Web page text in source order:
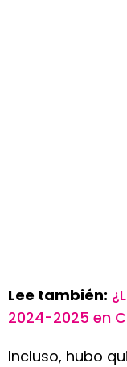
Lee también:
2024-2025 en
Incluso, hubo